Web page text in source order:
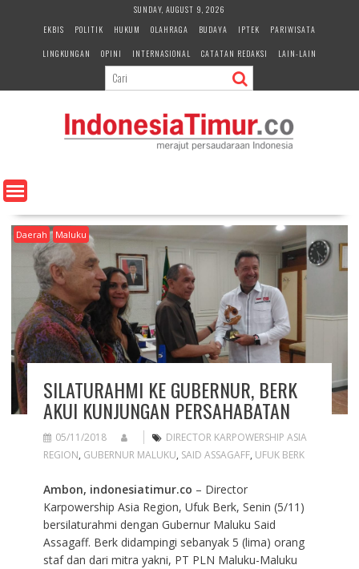
e
n
SUNDAY, AUGUST 9, 2026
EKBIS
POLITIK HUKUM OLAHRAGA BUDAYA IPTEK
PARIWISATA
LINGKUNGAN
OPINI INTERNASIONAL CATATAN REDAKSI LAIN-LAIN
Daerah Maluku
SILATURAHMI KE GUBERNUR, BERK
AKUI KUNJUNGAN PERSAHABATAN
05/11/2018
DIRECTOR KARPOWERSHIP ASIA
REGION, GUBERNUR MALUKU, SAID ASSAGAFF, UFUK BERK
Ambon, indonesiatimur.co – Director
Karpowership Asia Region, Ufuk Berk, Senin (5/11)
bersilaturahmi dengan Gubernur Maluku Said
Assagaff. Berk didampingi sebanyak 5 (lima) orang
staf dan dari mitra yakni, PT PLN Maluku-Maluku